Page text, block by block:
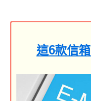
這6款信